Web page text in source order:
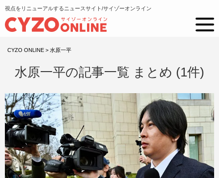
視点をリニューアルするニュースサイト/サイゾーオンライン
CYZO ONLINE > 水原一平
水原一平の記事一覧 まとめ (1件)